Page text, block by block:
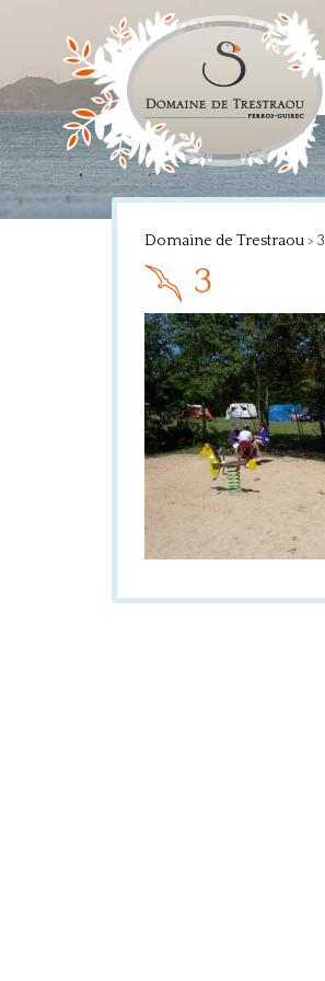
Domaine de Trestraou > 3
3